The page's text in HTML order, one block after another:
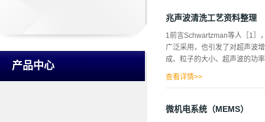
产品中心
加；③引发各种事故，原材料
下会发生腐蚀，缩短设备的寿
垢2.1.1碳酸钙垢的成因以碳酸
钙的含量夫于镁，所以碳酸盐
带有颜色，如有铁锈时，早粉
中存在着各种离子，有...
兆声波清洗工艺资料整理
1前言Schwartzman等人［1］
广泛采用，也引发了对超声波
成、粒子的大小、超声波的功
不到的作用。这种方法能同时
查看详情>>
微机电系统（MEMS）